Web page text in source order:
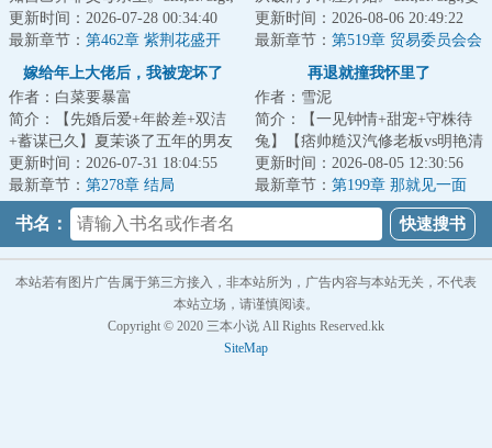
亲生家庭远在千里之外，被接回
之后，她见...
更新时间：2026-07-28 00:34:40
最新章节： 第462章 紫荆花盛开
（完）
莱万万没想到，世界末日这种事
也是让她赶...
更新时间：2026-08-06 20:49:22
最新章节： 第519章 贸易委员会会
嫁给年上大佬后，我被宠坏了
作者：白菜要暴富
简介：【先婚后爱+年龄差+双洁
+蓄谋已久】夏茉谈了五年的男友
出轨，捉奸在床。未成年闺蜜大
手一挥，找来...
更新时间：2026-07-31 18:04:55
最新章节： 第278章 结局
再退就撞我怀里了
作者：雪泥
简介：【一见钟情+甜宠+守株待
兔】【痞帅糙汉汽修老板vs明艳清
冷大学老师】学校对面开了个汽
修店。老板秦...
更新时间：2026-08-05 12:30:56
最新章节： 第199章 那就见一面
书名：
本站若有图片广告属于第三方接入，非本站所为，广告内容与本站无关，不代表
本站立场，请谨慎阅读。
Copyright © 2020 三本小说 All Rights Reserved.kk
SiteMap